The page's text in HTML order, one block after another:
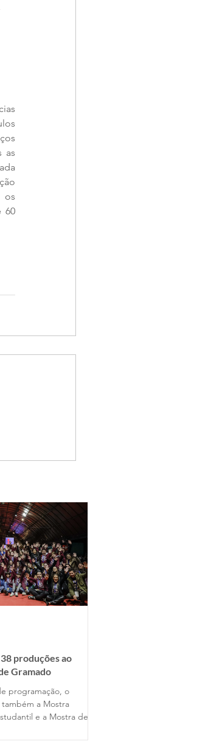
as
os
60
produções ao
Gramado
programação, o
a Mostra
e a Mostra de